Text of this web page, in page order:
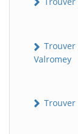
Valromey